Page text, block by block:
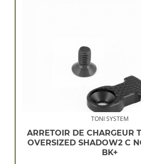
TONI SYSTEM
ARRETOIR DE CHARGEUR
OVERSIZED SHADOW2 C
BK+